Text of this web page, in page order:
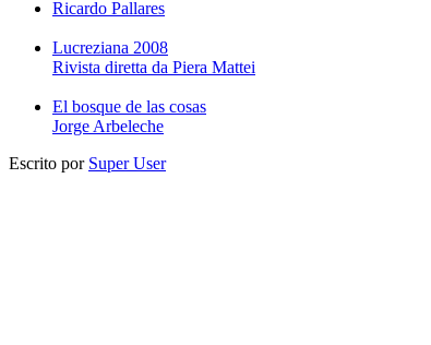
Ricardo Pallares
Lucreziana 2008
Rivista diretta da Piera Mattei
El bosque de las cosas
Jorge Arbeleche
Escrito por Super User